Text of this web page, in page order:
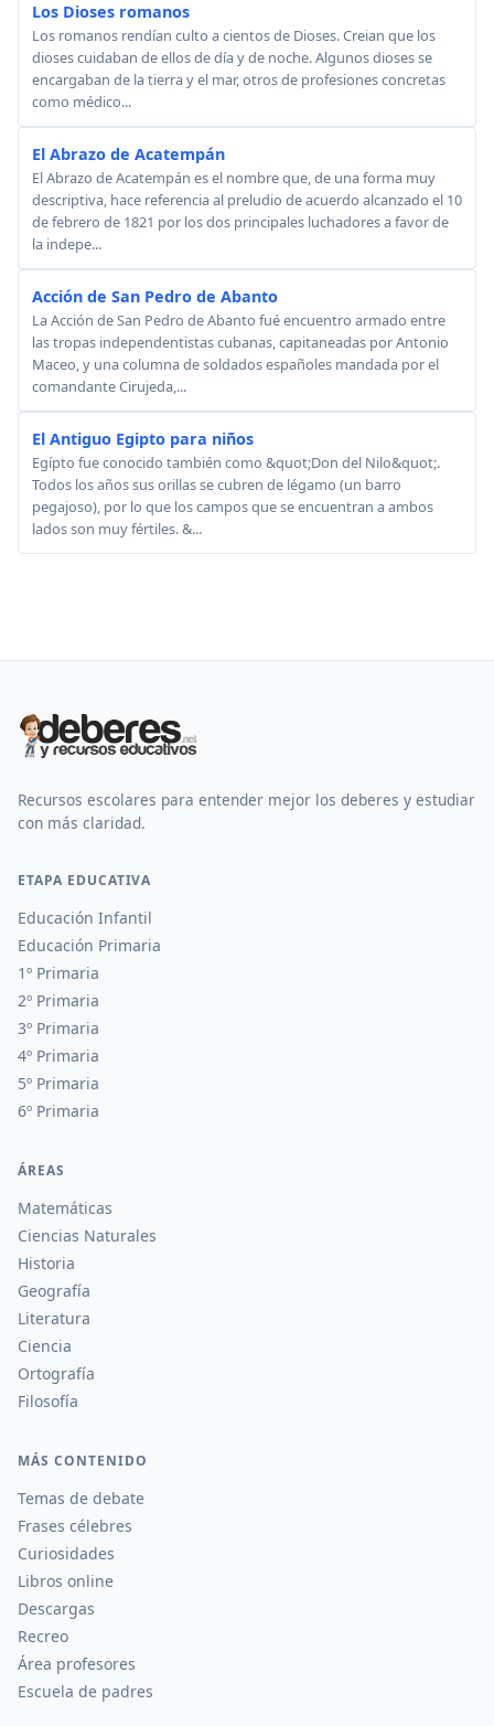
Los Dioses romanos
Los romanos rendían culto a cientos de Dioses. Creian que los
dioses cuidaban de ellos de día y de noche. Algunos dioses se
encargaban de la tierra y el mar, otros de profesiones concretas
como médico...
El Abrazo de Acatempán
El Abrazo de Acatempán es el nombre que, de una forma muy
descriptiva, hace referencia al preludio de acuerdo alcanzado el 10
de febrero de 1821 por los dos principales luchadores a favor de
la indepe...
Acción de San Pedro de Abanto
La Acción de San Pedro de Abanto fué encuentro armado entre
las tropas independentistas cubanas, capitaneadas por Antonio
Maceo, y una columna de soldados españoles mandada por el
comandante Cirujeda,...
El Antiguo Egipto para niños
Egípto fue conocido también como &quot;Don del Nilo&quot;.
Todos los años sus orillas se cubren de légamo (un barro
pegajoso), por lo que los campos que se encuentran a ambos
lados son muy fértiles. &...
Recursos escolares para entender mejor los deberes y estudiar
con más claridad.
ETAPA EDUCATIVA
Educación Infantil
Educación Primaria
1º Primaria
2º Primaria
3º Primaria
4º Primaria
5º Primaria
6º Primaria
ÁREAS
Matemáticas
Ciencias Naturales
Historia
Geografía
Literatura
Ciencia
Ortografía
Filosofía
MÁS CONTENIDO
Temas de debate
Frases célebres
Curiosidades
Libros online
Descargas
Recreo
Área profesores
Escuela de padres